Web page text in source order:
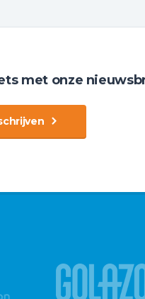
met onze